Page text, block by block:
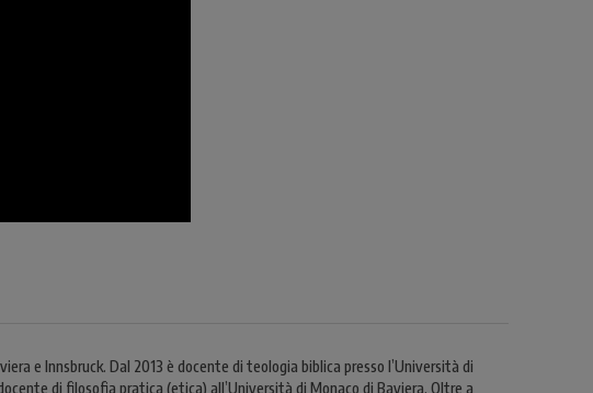
e Innsbruck. Dal 2013 è docente di teologia biblica presso l’Università di
di filosofia pratica (etica) all’Università di Monaco di Baviera. Oltre a